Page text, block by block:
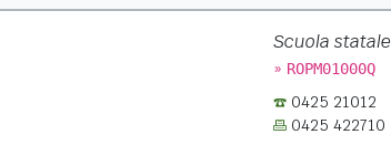
Scuola statale
» ROPM01000Q
0425 21012
0425 422710